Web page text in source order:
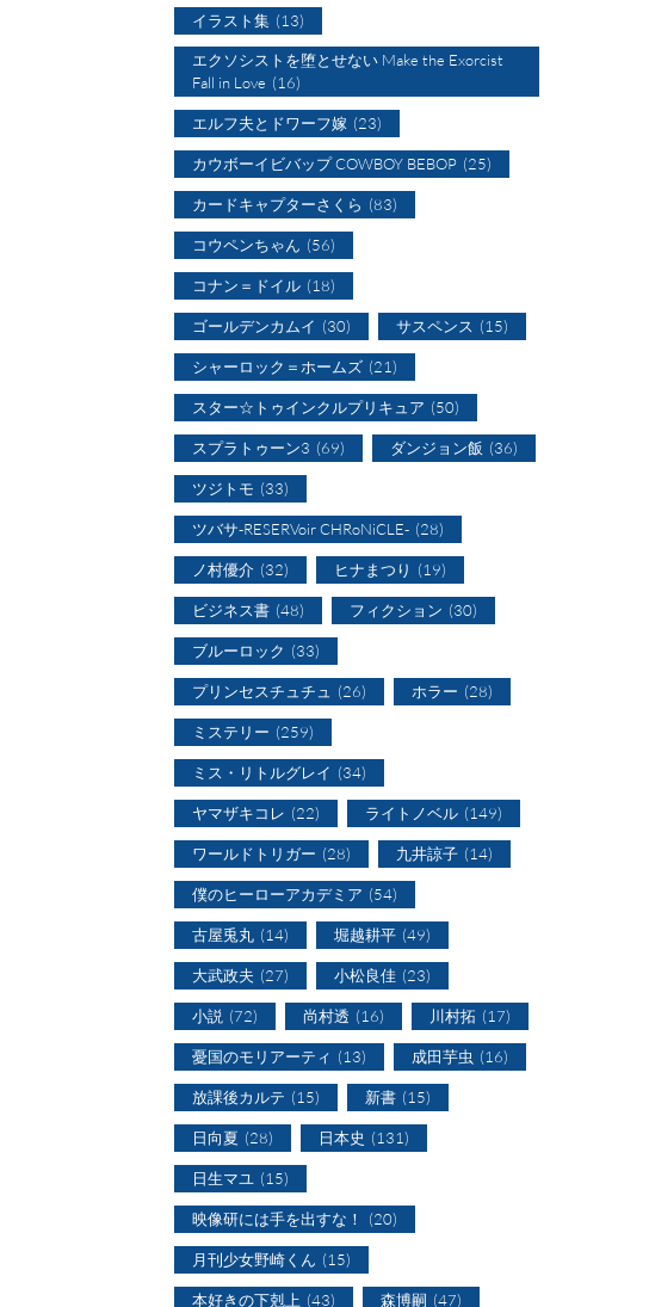
イラスト集 (13)
エクソシストを堕とせない Make the Exorcist
Fall in Love (16)
エルフ夫とドワーフ嫁 (23)
カウボーイビバップ COWBOY BEBOP (25)
カードキャプターさくら (83)
コウペンちゃん (56)
コナン＝ドイル (18)
ゴールデンカムイ (30) サスペンス (15)
シャーロック＝ホームズ (21)
スター☆トゥインクルプリキュア (50)
スプラトゥーン3 (69) ダンジョン飯 (36)
ツジトモ (33)
ツバサ-RESERVoir CHRoNiCLE- (28)
ノ村優介 (32) ヒナまつり (19)
ビジネス書 (48) フィクション (30)
ブルーロック (33)
プリンセスチュチュ (26) ホラー (28)
ミステリー (259)
ミス・リトルグレイ (34)
ヤマザキコレ (22) ライトノベル (149)
ワールドトリガー (28) 九井諒子 (14)
僕のヒーローアカデミア (54)
古屋兎丸 (14) 堀越耕平 (49)
大武政夫 (27) 小松良佳 (23)
小説 (72) 尚村透 (16) 川村拓 (17)
憂国のモリアーティ (13) 成田芋虫 (16)
放課後カルテ (15) 新書 (15)
日向夏 (28) 日本史 (131)
日生マユ (15)
映像研には手を出すな！ (20)
月刊少女野崎くん (15)
本好きの下剋上 (43) 森博嗣 (47)